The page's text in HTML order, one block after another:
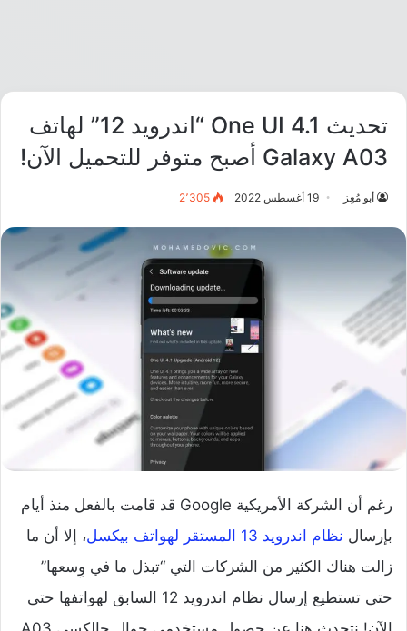
تحديث One UI 4.1 “اندرويد 12” لهاتف
Galaxy A03 أصبح متوفر للتحميل الآن!
أبو مُعِز 19 أغسطس 2022 2٬305
رغم أن الشركة الأمريكية Google قد قامت بالفعل منذ أيام
بإرسال نظام اندرويد 13 المستقر لهواتف بيكسل
، إلا أن ما
زالت هناك الكثير من الشركات التي “تبذل ما في وِسعها”
حتى تستطيع إرسال نظام اندرويد 12 السابق لهواتفها حتى